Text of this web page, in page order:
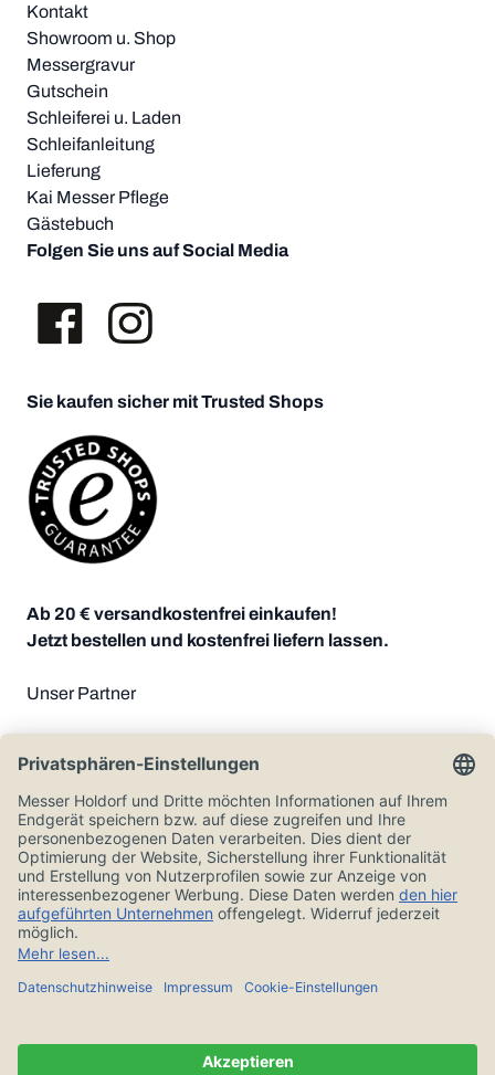
Kontakt
Showroom u. Shop
Messergravur
Gutschein
Schleiferei u. Laden
Schleifanleitung
Lieferung
Kai Messer Pflege
Gästebuch
Folgen Sie uns auf Social Media
Sie kaufen sicher mit Trusted Shops
Ab 20 € versandkostenfrei einkaufen!
Jetzt bestellen und kostenfrei liefern lassen.
Unser Partner
Zahlungsoptionen
Alle Preise in Euro und inkl. der gesetzlichen Mehrwertsteuer, zzgl.